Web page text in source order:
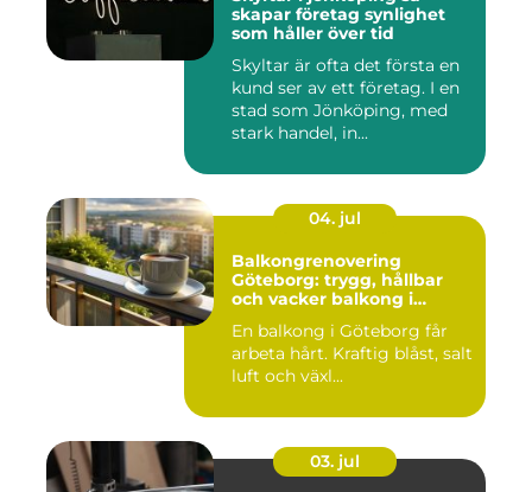
skapar företag synlighet
som håller över tid
Skyltar är ofta det första en
kund ser av ett företag. I en
stad som Jönköping, med
stark handel, in...
04. jul
Balkongrenovering
Göteborg: trygg, hållbar
och vacker balkong i
En balkong i Göteborg får
arbeta hårt. Kraftig blåst, salt
luft och växl...
03. jul